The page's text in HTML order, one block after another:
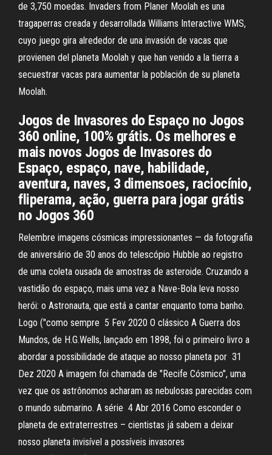
de 3,750 moedas. Invaders from Planer Moolah es una
tragaperras creada y desarrollada Williams Interactive WMS,
cuyo juego gira alrededor de una invasión de vacas que
provienen del planeta Moolah y que han venido a la tierra a
secuestrar vacas para aumentar la población de su planeta
Moolah.
Jogos de Invasores do Espaço no Jogos
360 online, 100% grátis. Os melhores e
mais novos Jogos de Invasores do
Espaço, espaço, nave, habilidade,
aventura, naves, 3 dimensoes, raciocínio,
fliperama, ação, guerra para jogar grátis
no Jogos 360
Relembre imagens cósmicas impressionantes — da fotografia
de aniversário de 30 anos do telescópio Hubble ao registro
de uma coleta ousada de amostras de asteroide. Cruzando a
vastidão do espaço, mais uma vez a Nave-Bola leva nosso
herói: o Astronauta, que está a cantar enquanto toma banho.
Logo ("como sempre 5 Fev 2020 O clássico A Guerra dos
Mundos, de H.G.Wells, lançado em 1898, foi o primeiro livro a
abordar a possibilidade de ataque ao nosso planeta por 31
Dez 2020 A imagem foi chamada de "Recife Cósmico", uma
vez que os astrônomos acharam as nebulosas parecidas com
o mundo submarino. A série 4 Abr 2016 Como esconder o
planeta de extraterrestres – cientistas já sabem a deixar
nosso planeta invisível a possíveis invasores